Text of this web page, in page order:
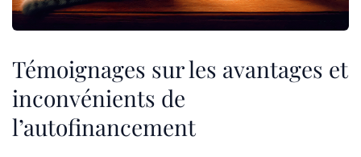
Témoignages sur les avantages et
inconvénients de
l’autofinancement